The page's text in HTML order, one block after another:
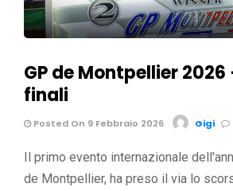
GP de Montpellier
finali
Posted On 9 Febbraio 2026 Gigi
Il primo evento internazionale
de Montpellier, ha preso il via lo